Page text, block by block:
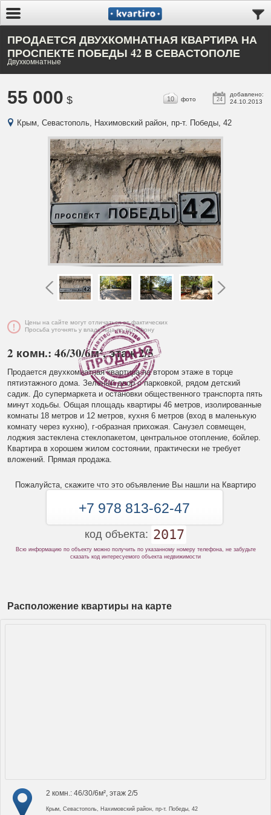
ПРОДАЕТСЯ ДВУХКОМНАТНАЯ КВАРТИРА НА
ПРОСПЕКТЕ ПОБЕДЫ 42 В СЕВАСТОПОЛЕ
Двухкомнатные
55 000 $ 24
добавлено:
24.10.2013
10 фото
Крым, Севастополь, Нахимовский район, пр-т. Победы, 42
Цены на сайте могут отличаться от фактических
Просьба уточнять у владельца по телефону
2 комн.: 46/30/6м², этаж 2/5
Продается двухкомнатная квартира на втором этаже в торце
пятиэтажного дома. Зеленый двор с парковкой, рядом детский
садик. До супермаркета и остановки общественного транспорта пять
минут ходьбы. Общая площадь квартиры 46 метров, изолированные
комнаты 18 метров и 12 метров, кухня 6 метров (вход в маленькую
комнату через кухню), г-образная прихожая. Санузел совмещен,
лоджия застеклена стеклопакетом, центральное отопление, бойлер.
Квартира в хорошем жилом состоянии, практически не требует
вложений. Прямая продажа.
Пожалуйста, скажите что это объявление Вы нашли на Квартиро
+7 978 813-62-47
код объекта: 2017
Всю информацию по объекту можно получить по указанному номеру телефона, не забудьте
сказать код интересуемого объекта недвижимости
Расположение квартиры на карте
2 комн.: 46/30/6м², этаж 2/5
Крым, Севастополь, Нахимовский район, пр-т. Победы, 42